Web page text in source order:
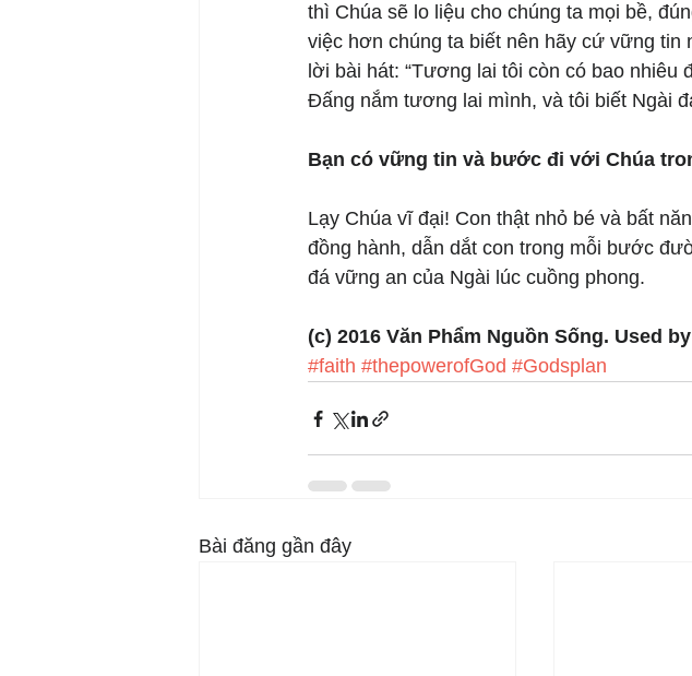
thì Chúa sẽ lo liệu cho chúng ta mọi bề,
việc hơn chúng ta biết nên hãy cứ vững
lời bài hát: “Tương lai tôi còn có bao
Đấng nắm tương lai mình, và tôi biết Ngài
Bạn có vững tin và bước đi với Chúa
Lạy Chúa vĩ đại! Con thật nhỏ bé và bất
đồng hành, dẫn dắt con trong mỗi bước
đá vững an của Ngài lúc cuồng phong.
(c) 2016 Văn Phẩm Nguồn Sống. Used
#faith #thepowerofGod #Godsplan
Bài đăng gần đây